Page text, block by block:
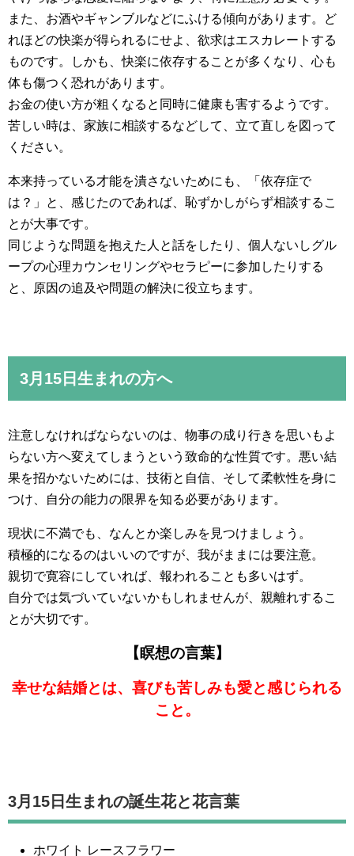
また、お酒やギャンブルなどにふける傾向があります。ど
れほどの快楽が得られるにせよ、欲求はエスカレートする
ものです。しかも、快楽に依存することが多くなり、心も
体も傷つく恐れがあります。
お金の使い方が粗くなると同時に健康も害するようです。
苦しい時は、家族に相談するなどして、立て直しを図って
ください。
本来持っている才能を潰さないためにも、「依存症で
は？」と、感じたのであれば、恥ずかしがらず相談するこ
とが大事です。
同じような問題を抱えた人と話をしたり、個人ないしグル
ープの心理カウンセリングやセラピーに参加したりする
と、原因の追及や問題の解決に役立ちます。
3月15日生まれの方へ
注意しなければならないのは、物事の成り行きを思いもよ
らない方へ変えてしまうという致命的な性質です。悪い結
果を招かないためには、技術と自信、そして柔軟性を身に
つけ、自分の能力の限界を知る必要があります。
現状に不満でも、なんとか楽しみを見つけましょう。
積極的になるのはいいのですが、我がままには要注意。
親切で寛容にしていれば、報われることも多いはず。
自分では気づいていないかもしれませんが、親離れするこ
とが大切です。
【瞑想の言葉】
幸せな結婚とは、喜びも苦しみも愛と感じられる
こと。
3月15日生まれの誕生花と花言葉
ホワイト レースフラワー